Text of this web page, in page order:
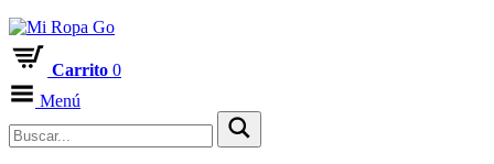
Carrito 0
Menú